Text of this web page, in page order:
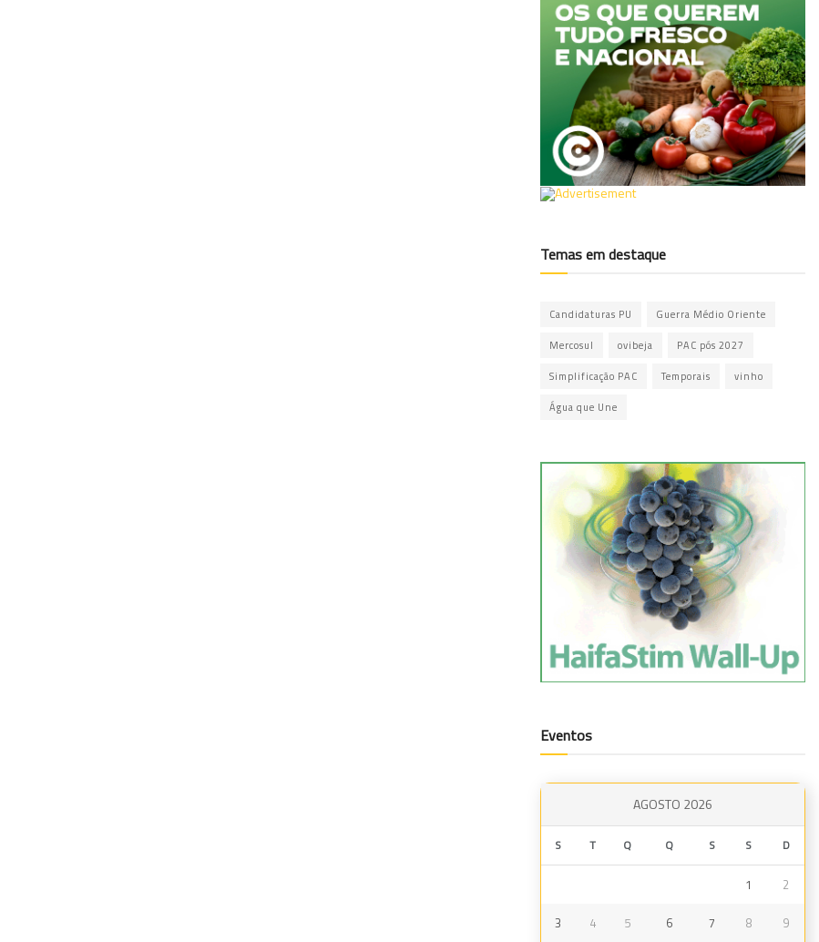
Temas em destaque
Candidaturas PU Guerra Médio Oriente
Mercosul ovibeja PAC pós 2027
Simplificação PAC Temporais vinho
Água que Une
Eventos
AGOSTO 2026
S T Q Q S S D
1 2
3 4 5 6 7 8 9